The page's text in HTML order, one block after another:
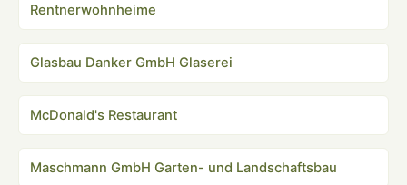
Rentnerwohnheime
Glasbau Danker GmbH Glaserei
McDonald's Restaurant
Maschmann GmbH Garten- und Landschaftsbau